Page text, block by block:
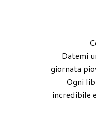
Datemi
giornata
Ogni
incredibile